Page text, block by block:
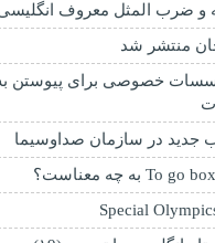
و ضرب المثل معروف
منتشر شد
خصوصی برای پیوستن
جدید در سازمان صداوسیما